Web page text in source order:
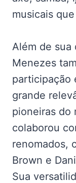
musicais
Além de sua
Menezes
participação
grande
pioneiras do
colaborou
renomados,
Brown e
Sua